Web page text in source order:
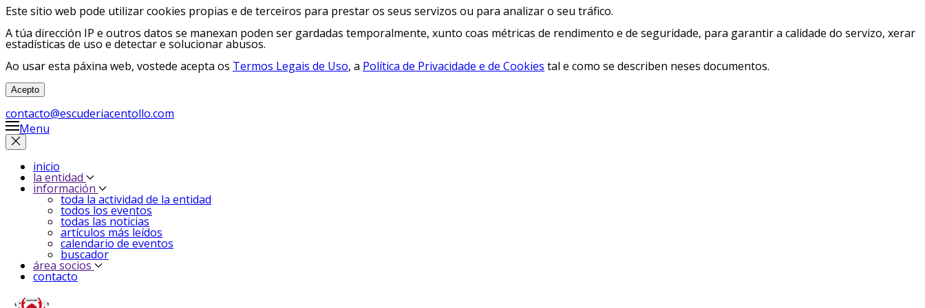
Este sitio web pode utilizar cookies propias e de terceiros para prestar os seus servizos ou para analizar o seu tráfico.
A túa dirección IP e outros datos se manexan poden ser gardadas temporalmente, xunto coas métricas de rendimento e de seguridade, para garantir a calidade do servizo, xerar
estadísticas de uso e detectar e solucionar abusos.
Ao usar esta páxina web, vostede acepta os Termos Legais de Uso, a Política de Privacidade e de Cookies tal e como se describen neses documentos.
Acepto
contacto@escuderiacentollo.com
Menu
inicio
la entidad
información
toda la actividad de la entidad
todos los eventos
todas las noticias
artículos más leídos
calendario de eventos
buscador
área socios
contacto